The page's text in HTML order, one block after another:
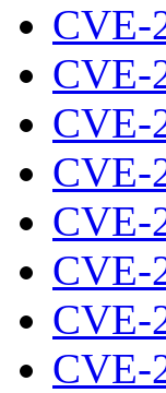
CVE-
CVE-
CVE-
CVE-
CVE-
CVE-
CVE-
CVE-